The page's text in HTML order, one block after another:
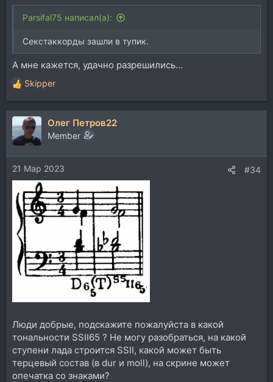
Parsifal75 написал(а):
Секстаккорды зашли в тупик.
А мне кажется, удачно разрешились...
Р
е
а
ц
и
и
:
Skipper
Олег Петров22
Member
21 Мар 2023 #34
Люди добрые, подскажите пожалуйста в какой
тональности SSII65 ? Не могу разобраться, на какой
ступени лада строится SSII, какой может быть
терцевый состав (в dur и moll), на скрине может
опечатка со знаками?